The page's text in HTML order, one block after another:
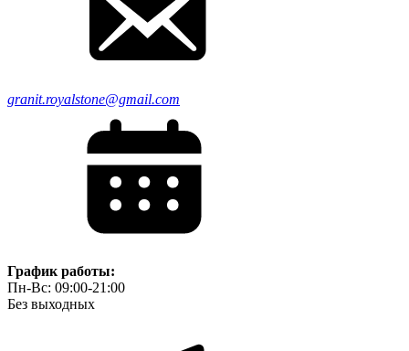
granit.royalstone@gmail.com
График работы:
Пн-Вс: 09:00-21:00
Без выходных